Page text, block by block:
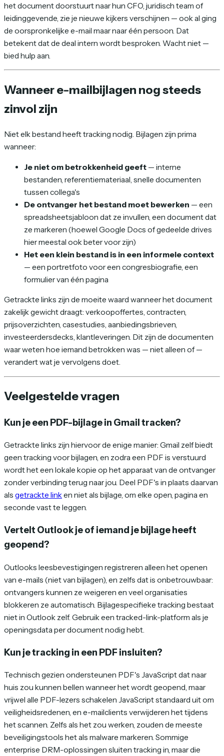
het document doorstuurt naar hun CFO, juridisch team of
leidinggevende, zie je nieuwe kijkers verschijnen — ook al ging
de oorspronkelijke e-mail maar naar één persoon. Dat
betekent dat de deal intern wordt besproken. Wacht niet —
bied hulp aan.
Wanneer e-mailbijlagen nog steeds
zinvol zijn
Niet elk bestand heeft tracking nodig. Bijlagen zijn prima
wanneer:
Je niet om betrokkenheid geeft — interne
bestanden, referentiemateriaal, snelle documenten
tussen collega's
De ontvanger het bestand moet bewerken — een
spreadsheetsjabloon dat ze invullen, een document dat
ze markeren (hoewel Google Docs of gedeelde drives
hier meestal ook beter voor zijn)
Het een klein bestand is in een informele context
— een portretfoto voor een congresbiografie, een
formulier van één pagina
Getrackte links zijn de moeite waard wanneer het document
zakelijk gewicht draagt: verkoopoffertes, contracten,
prijsoverzichten, casestudies, aanbiedingsbrieven,
investeerdersdecks, klantleveringen. Dit zijn de documenten
waar weten hoe iemand betrokken was — niet alleen of—
verandert wat je vervolgens doet.
Veelgestelde vragen
Kun je een PDF-bijlage in Gmail tracken?
Getrackte links zijn hiervoor de enige manier: Gmail zelf biedt
geen tracking voor bijlagen, en zodra een PDF is verstuurd
wordt het een lokale kopie op het apparaat van de ontvanger
zonder verbinding terug naar jou. Deel PDF's in plaats daarvan
als getrackte linken niet als bijlage, om elke open, pagina en
seconde vast te leggen.
Vertelt Outlook je of iemand je bijlage heeft
geopend?
Outlooks leesbevestigingen registreren alleen het openen
van e-mails (niet van bijlagen), en zelfs dat is onbetrouwbaar:
ontvangers kunnen ze weigeren en veel organisaties
blokkeren ze automatisch. Bijlagespecifieke tracking bestaat
niet in Outlook zelf. Gebruik een tracked-link-platform als je
openingsdata per document nodig hebt.
Kun je tracking in een PDF insluiten?
Technisch gezien ondersteunen PDF's JavaScript dat naar
huis zou kunnen bellen wanneer het wordt geopend, maar
vrijwel alle PDF-lezers schakelen JavaScript standaard uit om
veiligheidsredenen, en e-mailclients verwijderen het tijdens
het scannen. Zelfs als het zou werken, zouden de meeste
beveiligingstools het als malware markeren. Sommige
enterprise DRM-oplossingen sluiten tracking in, maar die